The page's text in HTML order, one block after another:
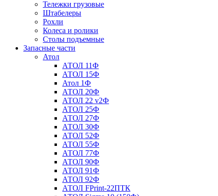
Тележки грузовые
Штабелеры
Рохли
Колеса и ролики
Столы подъемные
Запасные части
Атол
АТОЛ 11Ф
АТОЛ 15Ф
Атол 1Ф
АТОЛ 20Ф
АТОЛ 22 v2Ф
АТОЛ 25Ф
АТОЛ 27Ф
АТОЛ 30Ф
АТОЛ 52Ф
АТОЛ 55Ф
АТОЛ 77Ф
АТОЛ 90Ф
АТОЛ 91Ф
АТОЛ 92Ф
АТОЛ FPrint-22ПТК